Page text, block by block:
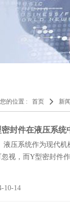
您的位置 : 首页 新
封件在液压系统
系统作为现代机械
忽视，而Y型密封件
10-14